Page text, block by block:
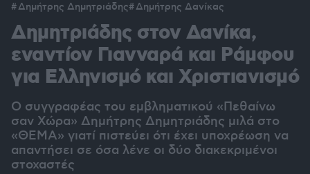
Δημήτρης Δημητριάδης Δημήτρης Δανίκας
Δημητριάδης στον Δανίκα,
εναντίον Γιανναρά και Ράμφου
για Ελληνισμό και Χριστιανισμό
Ο συγγραφέας του εμβληματικού «Πεθαίνω
σαν Χώρα» Δημήτρης Δημητριάδης μιλά στο
«ΘΕΜΑ» γιατί πιστεύει ότι έχει υποχρέωση να
απαντήσει σε όσα λένε οι δύο διακεκριμένοι
στοχαστές